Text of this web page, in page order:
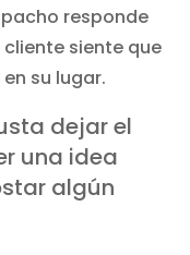
responde
cliente siente que
su lugar.
dejar el
una idea
algún